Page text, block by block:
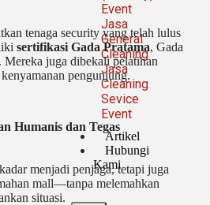
Event
Jasa
General
Cleaning
Jasa
Cleaning
Sevice
Event
Artikel
Hubungi
Kami
tenaga security yang telah lulus
sertifikasi Gada Pratama, Gada
Mereka juga dibekali pelatihan
pengunjung.
Humanis dan Tegas
menjadi penjaga, tetapi juga
mall—tanpa melemahkan
situasi.